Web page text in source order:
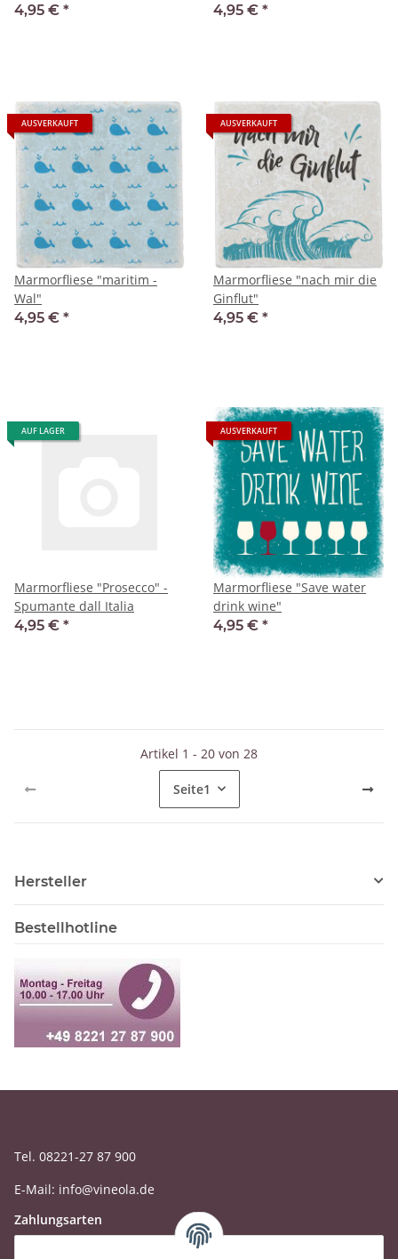
4,95 € *
4,95 € *
AUSVERKAUFT
Marmorfliese "maritim -
Wal"
4,95 € *
AUSVERKAUFT
Marmorfliese "nach mir die
Ginflut"
4,95 € *
AUF LAGER
Marmorfliese "Prosecco" -
Spumante dall Italia
4,95 € *
AUSVERKAUFT
Marmorfliese "Save water
drink wine"
4,95 € *
Artikel 1 - 20 von 28
Seite1
Hersteller
Bestellhotline
Tel. 08221-27 87 900
E-Mail: info@vineola.de
Zahlungsarten